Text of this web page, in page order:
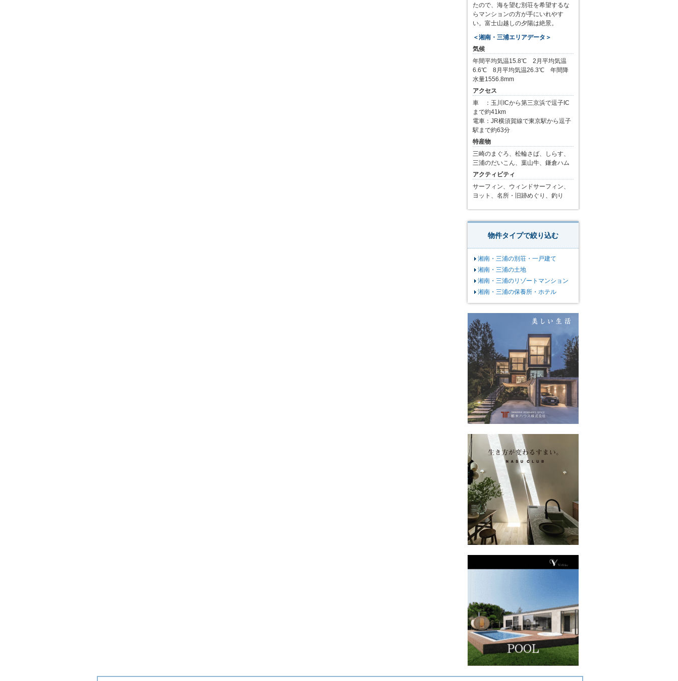
たので、海を望む別荘を希望するな
らマンションの方が手にいれやす
い。富士山越しの夕陽は絶景。
＜湘南・三浦エリアデータ＞
気候
年間平均気温15.8℃ 2月平均気温
6.6℃ 8月平均気温26.3℃ 年間降
水量1556.8mm
アクセス
車 ：玉川ICから第三京浜で逗子IC
まで約41km
電車：JR横須賀線で東京駅から逗子
駅まで約63分
特産物
三崎のまぐろ、松輪さば、しらす、
三浦のだいこん、葉山牛、鎌倉ハム
アクティビティ
サーフィン、ウィンドサーフィン、
ヨット、名所・旧跡めぐり、釣り
物件タイプで絞り込む
湘南・三浦の別荘・一戸建て
湘南・三浦の土地
湘南・三浦のリゾートマンション
湘南・三浦の保養所・ホテル